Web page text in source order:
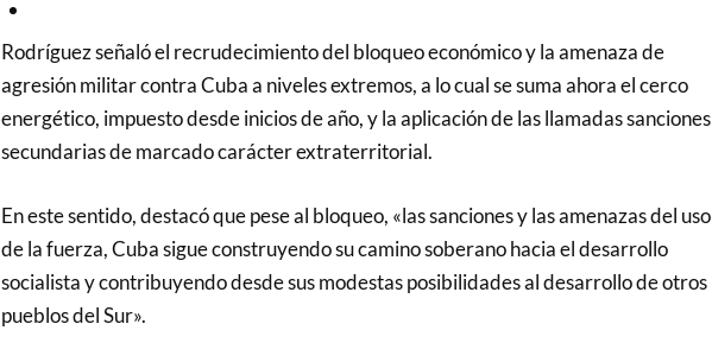
Rodríguez señaló el recrudecimiento del bloqueo económico y la amenaza de
agresión militar contra Cuba a niveles extremos, a lo cual se suma ahora el cerco
energético, impuesto desde inicios de año, y la aplicación de las llamadas sanciones
secundarias de marcado carácter extraterritorial.
En este sentido, destacó que pese al bloqueo, «las sanciones y las amenazas del uso
de la fuerza, Cuba sigue construyendo su camino soberano hacia el desarrollo
socialista y contribuyendo desde sus modestas posibilidades al desarrollo de otros
pueblos del Sur».